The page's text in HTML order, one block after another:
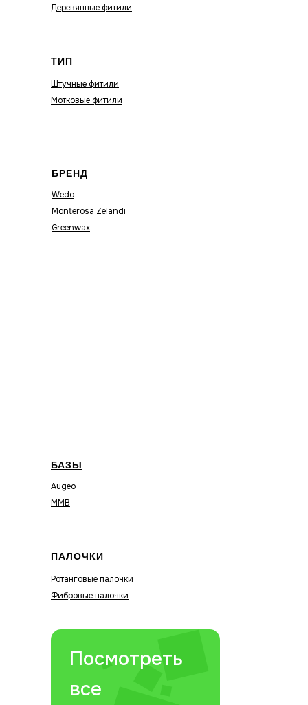
Деревянные фитили
ТИП
Штучные фитили
Мотковые фитили
БРЕНД
Wedo
Monterosa Zelandi
Greenwax
БАЗЫ
Augeo
MMB
ПАЛОЧКИ
Ротанговые палочки
Фибровые палочки
Посмотреть
все